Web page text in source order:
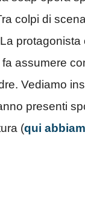
colpi di
assumere
Vediamo
presenti
(qui